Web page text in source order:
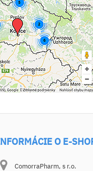
O E-
ComorraPharm, s r.o.